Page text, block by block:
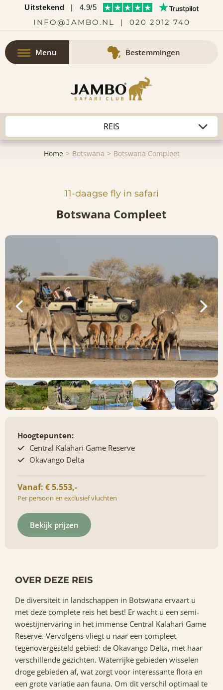
Uitstekend | 4.9/5
INFO@JAMBO.NL | 020 2012 740
Menu Bestemmingen
Home Botswana Botswana Compleet
11-daagse fly in safari
Botswana Compleet
Hoogtepunten:
Central Kalahari Game Reserve
Okavango Delta
Vanaf: € 5.553,-
Per persoon en exclusief vluchten
Bekijk prijzen
OVER DEZE REIS
De diversiteit in landschappen in Botswana ervaart u
met deze complete reis het best! Er wacht u een semi-
woestijnervaring in het immense Central Kalahari Game
Reserve. Vervolgens vliegt u naar een compleet
tegenovergesteld gebied: de Okavango Delta, met haar
verschillende gezichten. Waterrijke gebieden wisselen
droge gebieden af, wat zorgt voor interessante flora en
een grote variatie aan fauna. Om dit verschil optimaal te